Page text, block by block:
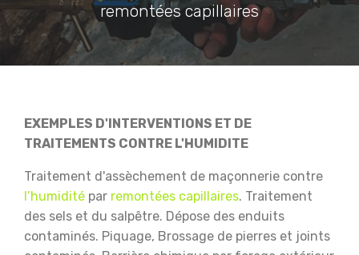
remontées capillaires
EXEMPLES D'INTERVENTIONS ET DE
TRAITEMENTS CONTRE L'HUMIDITE
Traitement d'assèchement de maçonnerie contre
l’humidité par remontées capillaires. Traitement
des sels et du salpêtre. Dépose des enduits
contaminés. Piquage, Brossage de pierres et joints